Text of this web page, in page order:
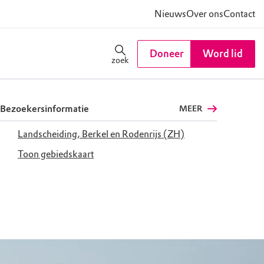
NieuwsOver onsContact
zoek
Doneer Word lid
Bezoekersinformatie MEER
Landscheiding, Berkel en Rodenrijs (ZH)
Toon gebiedskaart